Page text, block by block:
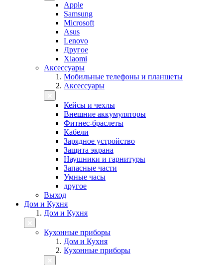
Apple
Samsung
Microsoft
Asus
Lenovo
Другое
Xiaomi
Аксессуары
Мобильные телефоны и планшеты
Аксессуары
Кейсы и чехлы
Внешние аккумуляторы
Фитнес-браслеты
Кабели
Зарядное устройство
Защита экрана
Наушники и гарнитуры
Запасные части
Умные часы
другое
Выход
Дом и Кухня
Дом и Кухня
Кухонные приборы
Дом и Кухня
Кухонные приборы